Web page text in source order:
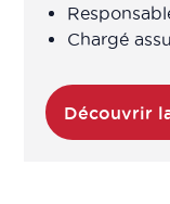
Assistant
Chargé
Découvrir